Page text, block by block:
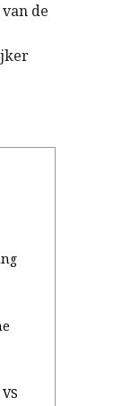
de